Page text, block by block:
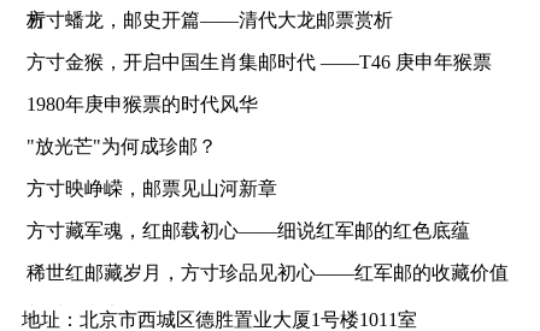
析
方寸蟠龙，邮史开篇——清代大龙邮票赏析
方寸金猴，开启中国生肖集邮时代 ——T46 庚申年猴票
1980年庚申猴票的时代风华
"放光芒"为何成珍邮？
方寸映峥嵘，邮票见山河新章
方寸藏军魂，红邮载初心——细说红军邮的红色底蕴
稀世红邮藏岁月，方寸珍品见初心——红军邮的收藏价值
与时代意义
地址：北京市西城区德胜置业大厦1号楼1011室